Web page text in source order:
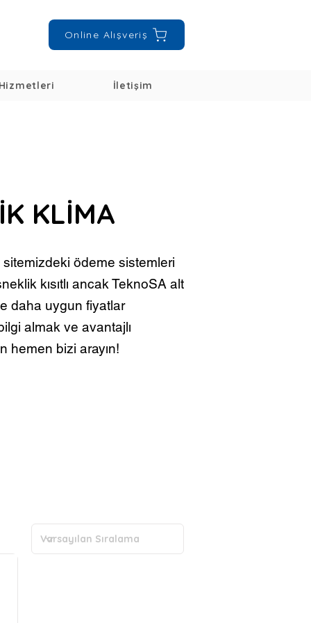
Online Alışveriş
İletişim
KLİMA
sitemizdeki ödeme sistemleri
kısıtlı ancak TeknoSA alt
daha uygun fiyatlar
almak ve avantajlı
hemen bizi arayın!